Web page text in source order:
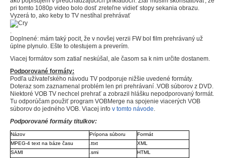
pri tomto 1080p video bolo dosť zreteľne vidieť stopy sekania obrazu.
Vyzerá to, ako keby to TV nestíhal prehrávať
Doplnené: mám taký pocit, že v novšej verzii FW bol film prehrávaný už
úplne plynulo. Ešte to otestujem a preverím.
Viacej formátov som zatiaľ neskúšal, ale časom sa k nim určite dostanem.
Podporované formáty:
Podľa užívateľského návodu TV podporuje nižšie uvedené formáty.
Doteraz som zaznamenal problém len pri prehrávaní .VOB súborov z DVD.
Niektoré VOB TV nechcel prehrať a zobrazil hlášku nepodporovaný formát.
Tu odporúčam použiť program VOBMerge na spojenie viacerých VOB
súborov do jedného VOB. Viacej info v tomto návode
Podporované formáty titulkov:
Názov Prípona súboru
Formát
MPEG-4 text na báze času
.ttxt
XML
SAMI
.smi
HTML